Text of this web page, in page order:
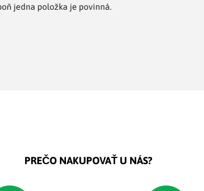
jedna položka je povinná.
PREČO NAKUPOVAŤ U NÁS?